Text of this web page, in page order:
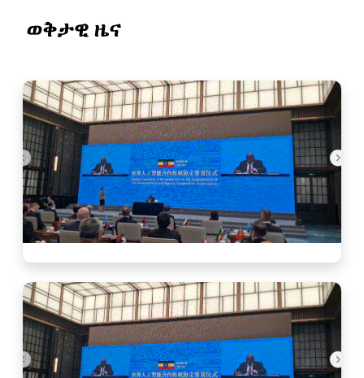
ወቅታዊ ዜና